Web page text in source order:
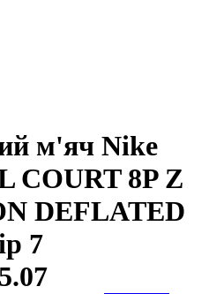
м'яч Nike
COURT 8P Z
DEFLATED
7